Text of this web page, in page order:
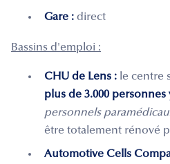
Gare : direct
Bassins d'emploi :
CHU de Lens : le centre
plus de 3.000 personnes
personnels
être totalement rénové
Automotive Cells